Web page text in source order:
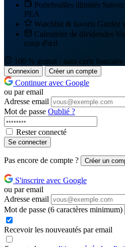
Portefeuilles illimités
PEA
Watchlist & favoris Gardez
Calendrier de dividendes
coup d'œil
100 % gratuit · sans carte bancaire
Connexion Créer un compte
Continuer avec Google
ou par email
Adresse email
Mot de passe Oublié ?
Rester connecté
Se connecter
Pas encore de compte ? Créer un
S'inscrire avec Google
ou par email
Adresse email
Mot de passe (6 caractères minimum)
Recevoir les nouveautés par email